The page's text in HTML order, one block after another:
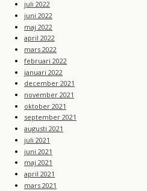
juli 2022
juni 2022
maj 2022
april 2022
mars 2022
februari 2022
januari 2022
december 2021
november 2021
oktober 2021
september 2021
augusti 2021
juli 2021
juni 2021
maj 2021
april 2021
mars 2021